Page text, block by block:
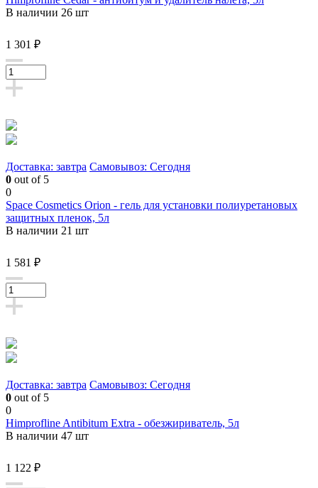
В наличии 26 шт
1 301 ₽
Доставка: завтра Самовывоз: Сегодня
0 out of 5
0
Space Cosmetics Orion - гель для установки полиуретановых
защитных пленок, 5л
В наличии 21 шт
1 581 ₽
Доставка: завтра Самовывоз: Сегодня
0 out of 5
0
Himprofline Antibitum Extra - обезжириватель, 5л
В наличии 47 шт
1 122 ₽